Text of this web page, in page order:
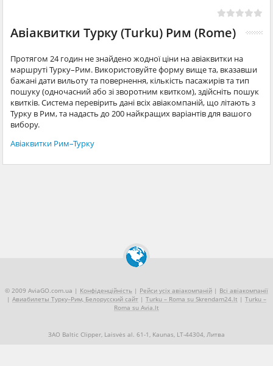
Авіаквитки Турку (Turku) Рим (Rome)
Протягом 24 годин не знайдено жодної ціни на авіаквитки на
маршруті Турку–Рим. Використовуйте форму вище та, вказавши
бажані дати вильоту та повернення, кількість пасажирів та тип
пошуку (одночасний або зі зворотним квитком), здійсніть пошук
квитків. Система перевірить дані всіх авіакомпаній, що літають з
Турку в Рим, та надасть до 200 найкращих варіантів для вашого
вибору.
Авіаквитки Рим–Турку
© 2009 AviaGO.com.ua | Конфіденційність | Рейси усіх авіакомпаній | Всі авіакомпанії
| Авиабилеты Турку–Рим, Белорусский сайт | Turku – Roma su Skrendam24.lt | Turku –
Roma su Avia.lt
ЗАО Baltic Clipper, Laisvės al. 61-1, Kaunas, LT-44304, Литва